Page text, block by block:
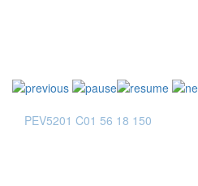
TB1630 002 59 15 150